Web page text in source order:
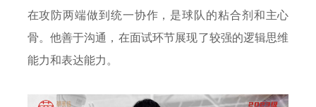
在攻防两端做到统一协作，是球队的粘合剂和主心
骨。他善于沟通，在面试环节展现了较强的逻辑思维
能力和表达能力。